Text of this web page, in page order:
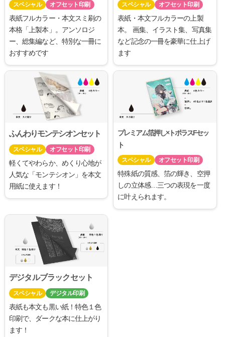
スペシャル オフセット印刷
表紙フルカラー・本文スミ刷の
本格「上製本」。アンソロジ
ー、総集編など、特別な一冊に
おすすめです
スペシャル オフセット印刷
表紙・本文フルカラーの上製
本。 画集、イラスト集、写真集
など記念の一冊を豪華に仕上げ
ます
ふんわりモンテシオンセット
スペシャル オフセット印刷
軽くてやわらか、めくり心地が
人気な「モンテシオン」を本文
用紙に使えます！
プレミアム箔押し×トポラスFセッ
ト
スペシャル オフセット印刷
特殊紙の質感、箔の輝き、空押
しの立体感…三つの表現を一度
に叶えられます。
デジタルブラックセット
スペシャル デジタル印刷
表紙も本文も黒い紙！特色１色
印刷で、ダークな本に仕上がり
ます！